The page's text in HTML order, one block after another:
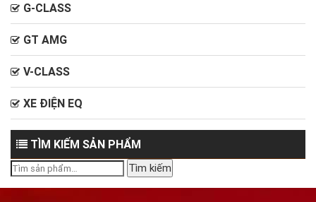
G-CLASS
GT AMG
V-CLASS
XE ĐIỆN EQ
TÌM KIẾM SẢN PHẨM
Tìm
Tìm kiếm